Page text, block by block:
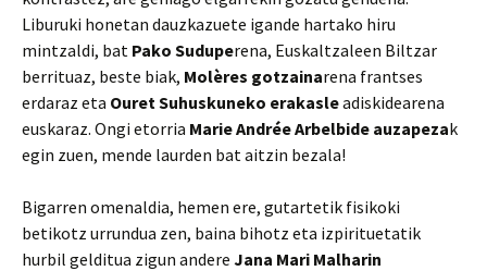
Liburuki honetan dauzkazuete igande hartako hiru
mintzaldi, bat Pako Suduperena, Euskaltzaleen Biltzar
berrituaz, beste biak, Molères gotzainarena frantses
erdaraz eta Ouret Suhuskuneko erakasleadiskidearena
euskaraz. Ongi etorria Marie Andrée Arbelbide auzapezak
egin zuen, mende laurden bat aitzin bezala!
Bigarren omenaldia, hemen ere, gutartetik fisikoki
betikotz urrundua zen, baina bihotz eta izpirituetatik
hurbil gelditua zigun andere Jana Mari Malharin